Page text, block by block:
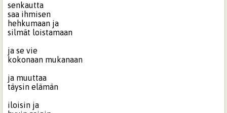
senkautta
saa ihmisen
hehkumaan ja
silmät loistamaan
ja se vie
kokonaan mukanaan
ja muuttaa
täysin elämän
iloisin ja